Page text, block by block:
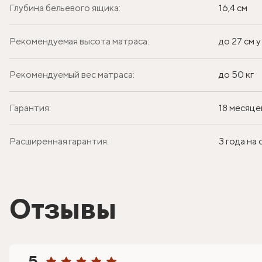
Глубина бельевого ящика: 16,4 см
Рекомендуемая высота матраса: до 27 см
Рекомендуемый вес матраса: до 50 кг
Гарантия: 18
Расширенная гарантия: 3 года на
Отзывы